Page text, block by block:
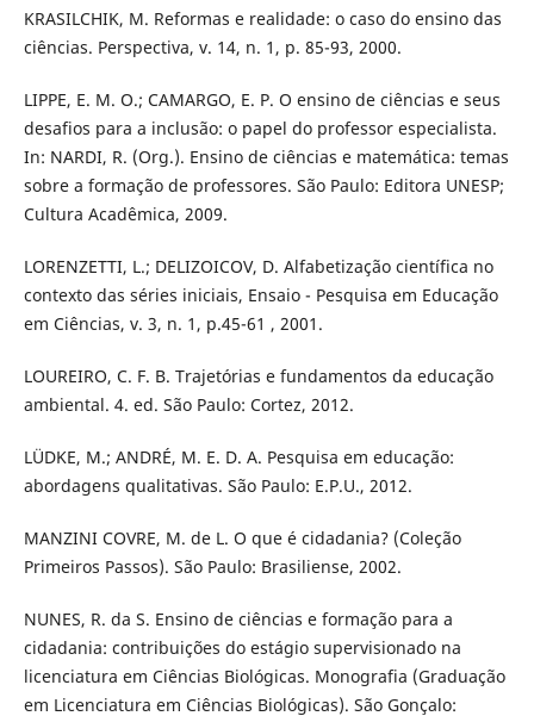
KRASILCHIK, M. Reformas e realidade: o caso do ensino das
ciências. Perspectiva, v. 14, n. 1, p. 85-93, 2000.
LIPPE, E. M. O.; CAMARGO, E. P. O ensino de ciências e seus
desafios para a inclusão: o papel do professor especialista.
In: NARDI, R. (Org.). Ensino de ciências e matemática: temas
sobre a formação de professores. São Paulo: Editora UNESP;
Cultura Acadêmica, 2009.
LORENZETTI, L.; DELIZOICOV, D. Alfabetização científica no
contexto das séries iniciais, Ensaio - Pesquisa em Educação
em Ciências, v. 3, n. 1, p.45-61 , 2001.
LOUREIRO, C. F. B. Trajetórias e fundamentos da educação
ambiental. 4. ed. São Paulo: Cortez, 2012.
LÜDKE, M.; ANDRÉ, M. E. D. A. Pesquisa em educação:
abordagens qualitativas. São Paulo: E.P.U., 2012.
MANZINI COVRE, M. de L. O que é cidadania? (Coleção
Primeiros Passos). São Paulo: Brasiliense, 2002.
NUNES, R. da S. Ensino de ciências e formação para a
cidadania: contribuições do estágio supervisionado na
licenciatura em Ciências Biológicas. Monografia (Graduação
em Licenciatura em Ciências Biológicas). São Gonçalo: